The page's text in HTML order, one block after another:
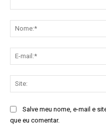
Salve meu nome, e-mail e
que eu comentar.